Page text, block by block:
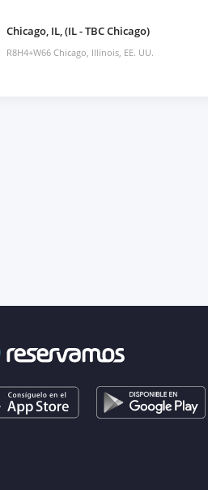
Chicago, IL, (IL - TBC Chicago)
R8H4+W66 Chicago, Illinois, EE. UU.